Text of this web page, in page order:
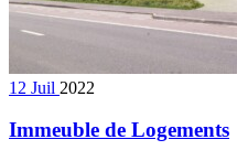
12 Juil 2022
Immeuble de Logements